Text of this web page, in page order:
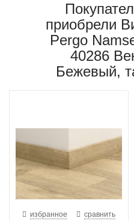
приобрели
Pergo
40286
Бежевый,
избранное сравнить